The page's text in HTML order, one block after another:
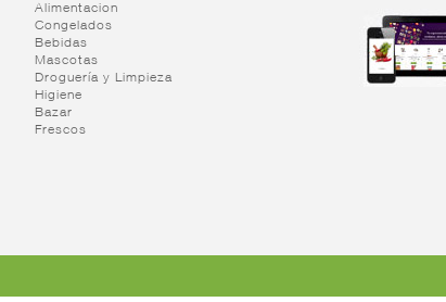
Alimentacion
Congelados
Bebidas
Mascotas
Droguería y Limpieza
Higiene
Bazar
Frescos